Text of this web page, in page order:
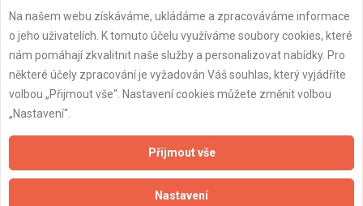
Aktualizováno z portálu ARES dne 04.12.2025 10:15:02
Naše firmy a řemeslníci
Zpracování a ochrana osobních údajů
Zásady pro používání souborů cookie
Na našem webu získáváme, ukládáme a zpracováváme informace
o jeho uživatelích. K tomuto účelu využíváme soubory cookies, které
nám pomáhají zkvalitnit naše služby a personalizovat nabídky. Pro
některé účely zpracování je vyžadován Váš souhlas, který vyjádříte
volbou „Přijmout vše“. Nastavení cookies můžete změnit volbou
„Nastavení“.
Přijmout vše
Nastavení